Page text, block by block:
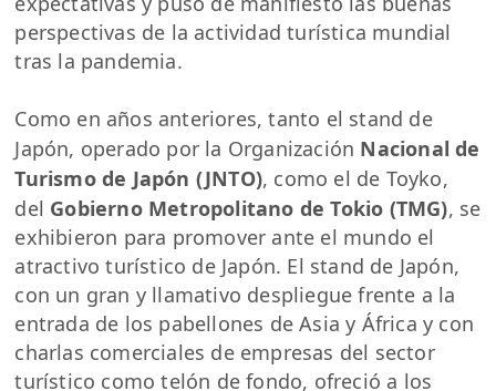
perspectivas de la actividad turística mundial
tras la pandemia.
Como en años anteriores, tanto el stand de
Japón, operado por la Organización Nacional de
Turismo de Japón (JNTO), como el de Toyko,
del Gobierno Metropolitano de Tokio (TMG), se
exhibieron para promover ante el mundo el
atractivo turístico de Japón. El stand de Japón,
con un gran y llamativo despliegue frente a la
entrada de los pabellones de Asia y África y con
charlas comerciales de empresas del sector
turístico como telón de fondo, ofreció a los